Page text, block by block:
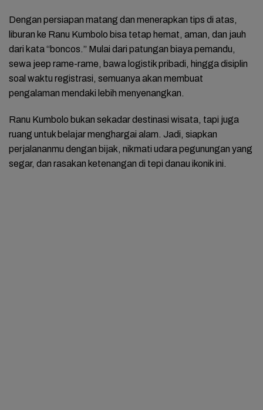
Dengan persiapan matang dan menerapkan tips di atas,
liburan ke Ranu Kumbolo bisa tetap hemat, aman, dan jauh
dari kata “boncos.” Mulai dari patungan biaya pemandu,
sewa jeep rame-rame, bawa logistik pribadi, hingga disiplin
soal waktu registrasi, semuanya akan membuat
pengalaman mendaki lebih menyenangkan.
Ranu Kumbolo bukan sekadar destinasi wisata, tapi juga
ruang untuk belajar menghargai alam. Jadi, siapkan
perjalananmu dengan bijak, nikmati udara pegunungan yang
segar, dan rasakan ketenangan di tepi danau ikonik ini.